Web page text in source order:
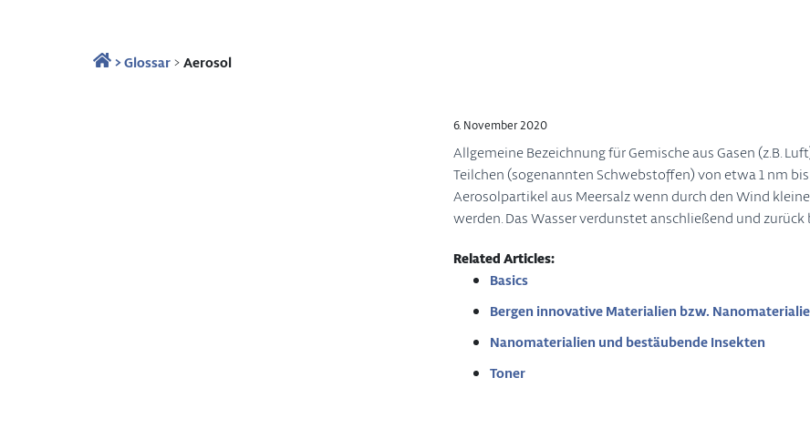
>Glossar>Aerosol
6. November 2020
Allgemeine Bezeichnung für Gemische aus Gasen (z.B.
Teilchen (sogenannten Schwebstoffen) von etwa 1 nm bis
Aerosolpartikel aus Meersalz wenn durch den Wind
werden. Das Wasser verdunstet anschließend und
Related Articles:
Basics
Bergen innovative Materialien bzw.
Nanomaterialien und bestäubende Insekten
Toner